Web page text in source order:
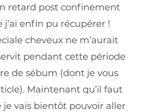
retard post confinement
enfin pu récupérer !
cheveux ne m’aurait
pendant cette période
de sébum (dont je vous
Maintenant qu’il faut
vais bientôt pouvoir aller